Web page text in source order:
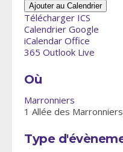
Ajouter au Calendrier
Télécharger ICS
Calendrier Google
iCalendar Office
365 Outlook Live
Où
Marronniers
1 Allée des
Type